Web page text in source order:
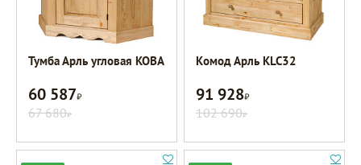
Тумба Арль угловая KOBA
60 587Р
67 680Р
Комод Арль KLC32
91 928Р
102 690Р